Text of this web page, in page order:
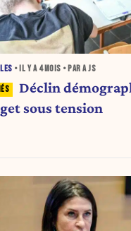
• IL Y A 4 MOIS • PAR A JS
Déclin
sous tension